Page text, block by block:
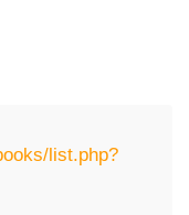
list.php?